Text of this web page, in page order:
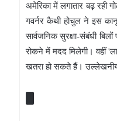
अमेरिका में लगातार बढ़ रही
गवर्नर कैथी होचुल ने इस
सार्वजनिक सुरक्षा-संबंधी
रोकने में मदद मिलेगी। वहीं
खतरा हो सकते हैं। उल्लेखनीय